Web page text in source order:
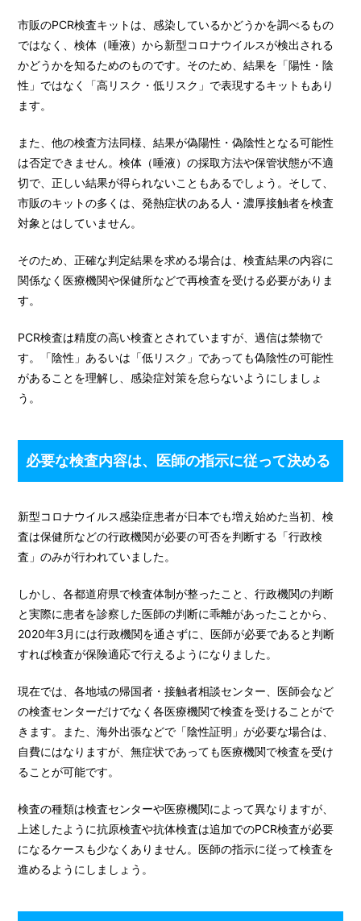
市販のPCR検査キットは、感染しているかどうかを調べるもの
ではなく、検体（唾液）から新型コロナウイルスが検出される
かどうかを知るためのものです。そのため、結果を「陽性・陰
性」ではなく「高リスク・低リスク」で表現するキットもあり
ます。
また、他の検査方法同様、結果が偽陽性・偽陰性となる可能性
は否定できません。検体（唾液）の採取方法や保管状態が不適
切で、正しい結果が得られないこともあるでしょう。そして、
市販のキットの多くは、発熱症状のある人・濃厚接触者を検査
対象とはしていません。
そのため、正確な判定結果を求める場合は、検査結果の内容に
関係なく医療機関や保健所などで再検査を受ける必要がありま
す。
PCR検査は精度の高い検査とされていますが、過信は禁物で
す。「陰性」あるいは「低リスク」であっても偽陰性の可能性
があることを理解し、感染症対策を怠らないようにしましょ
う。
必要な検査内容は、医師の指示に従って決める
新型コロナウイルス感染症患者が日本でも増え始めた当初、検
査は保健所などの行政機関が必要の可否を判断する「行政検
査」のみが行われていました。
しかし、各都道府県で検査体制が整ったこと、行政機関の判断
と実際に患者を診察した医師の判断に乖離があったことから、
2020年3月には行政機関を通さずに、医師が必要であると判断
すれば検査が保険適応で行えるようになりました。
現在では、各地域の帰国者・接触者相談センター、医師会など
の検査センターだけでなく各医療機関で検査を受けることがで
きます。また、海外出張などで「陰性証明」が必要な場合は、
自費にはなりますが、無症状であっても医療機関で検査を受け
ることが可能です。
検査の種類は検査センターや医療機関によって異なりますが、
上述したように抗原検査や抗体検査は追加でのPCR検査が必要
になるケースも少なくありません。医師の指示に従って検査を
進めるようにしましょう。